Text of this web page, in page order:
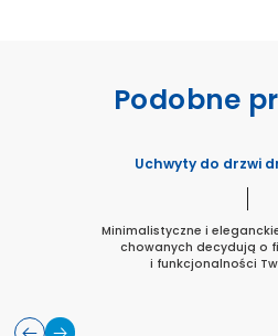
Podobne
Uchwyty do drzwi
Minimalistyczne i
chowanych decydują o
i funkcjonalności